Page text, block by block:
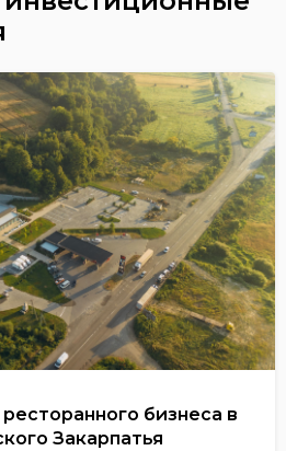
бизнеса в
Закарпатья